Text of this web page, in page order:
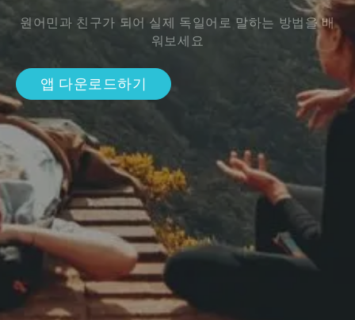
원어민과 친구가 되어 실제 독일어로 말하는 방법을 배
워보세요
앱 다운로드하기